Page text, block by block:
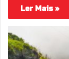
Ler Mais »